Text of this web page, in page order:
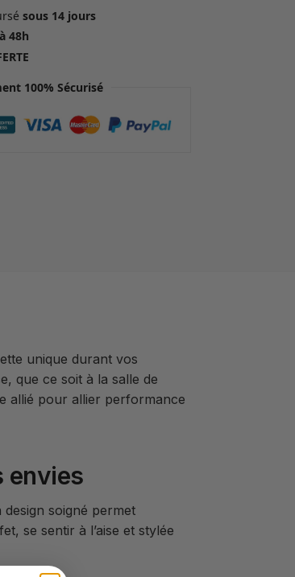
sous 14 jours
48h
100% Sécurisé
unique durant vos
que ce soit à la salle de
allié pour allier performance
envies
design soigné permet
se sentir à l’aise et stylée